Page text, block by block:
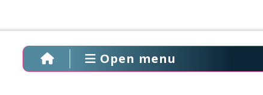
Open menu